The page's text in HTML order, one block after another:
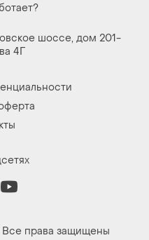
шоссе, дом 201-
4Г
права защищены